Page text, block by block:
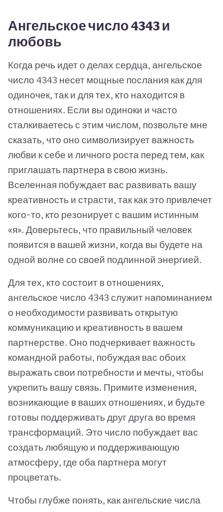
Ангельское число 4343 и
любовь
Когда речь идет о делах сердца, ангельское
число 4343 несет мощные послания как для
одиночек, так и для тех, кто находится в
отношениях. Если вы одиноки и часто
сталкиваетесь с этим числом, позвольте мне
сказать, что оно символизирует важность
любви к себе и личного роста перед тем, как
приглашать партнера в свою жизнь.
Вселенная побуждает вас развивать вашу
креативность и страсти, так как это привлечет
кого-то, кто резонирует с вашим истинным
«я». Доверьтесь, что правильный человек
появится в вашей жизни, когда вы будете на
одной волне со своей подлинной энергией.
Для тех, кто состоит в отношениях,
ангельское число 4343 служит напоминанием
о необходимости развивать открытую
коммуникацию и креативность в вашем
партнерстве. Оно подчеркивает важность
командной работы, побуждая вас обоих
выражать свои потребности и мечты, чтобы
укрепить вашу связь. Примите изменения,
возникающие в ваших отношениях, и будьте
готовы поддерживать друг друга во время
трансформаций. Это число побуждает вас
создать любящую и поддерживающую
атмосферу, где оба партнера могут
процветать.
Чтобы глубже понять, как ангельские числа